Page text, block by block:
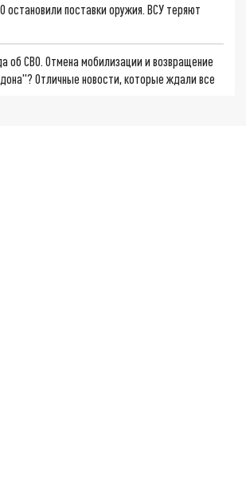
остановили поставки оружия. ВСУ теряют
об СВО. Отмена мобилизации и возвращение
Отличные новости, которые ждали все